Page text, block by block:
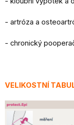
- artróza a
- chronický
VELIKOSTNÍ